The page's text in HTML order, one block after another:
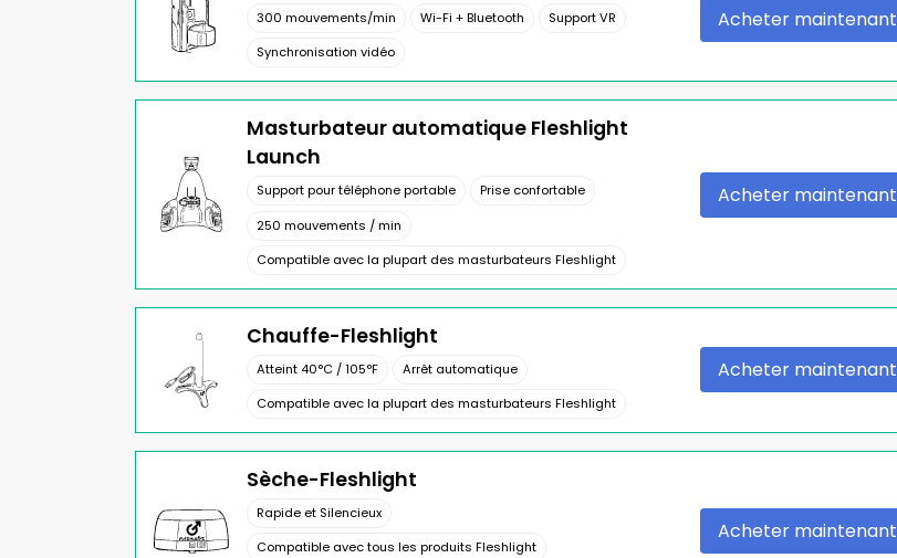
300 mouvements/min Wi-Fi + Bluetooth
Support VR
Synchronisation vidéo
Acheter maintenant
Masturbateur automatique Fleshlight
Launch
Support pour téléphone portable
Prise confortable
250 mouvements / min
Compatible avec la plupart des masturbateurs Fleshlight
Acheter maintenant
Chauffe-Fleshlight
Atteint 40°C / 105°F
Arrêt automatique
Compatible avec la plupart des masturbateurs Fleshlight
Acheter maintenant
Sèche-Fleshlight
Rapide et Silencieux
Compatible avec tous les produits Fleshlight
Acheter maintenant